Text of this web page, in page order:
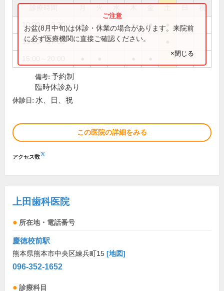
祝
10:00～13:30 ● ● ● ●
15:00～17:00
お盆(8月中旬)は休診・休業の場合があります。来院前
に必ず医療機関に直接ご確認ください。
×閉じる
備考: 予約制
臨時休診あり
休診日: 水、日、祝
この医院の詳細をみる
アクセス数※
上田歯科医院
所在地・電話番号
慶徳校前駅
熊本県熊本市中央区練兵町15 [地図]
096-352-1652
診療科目